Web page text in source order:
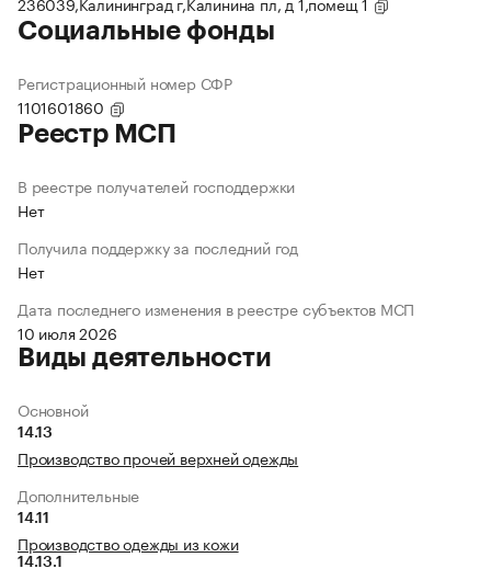
Социальные фонды
Регистрационный номер СФР
1101601860
Реестр МСП
В реестре получателей господдержки
Нет
Получила поддержку за последний год
Нет
Дата последнего изменения в реестре субъектов МСП
10 июля 2026
Виды деятельности
Основной
14.13
Производство прочей верхней одежды
Дополнительные
14.11
Производство одежды из кожи
14.13.1